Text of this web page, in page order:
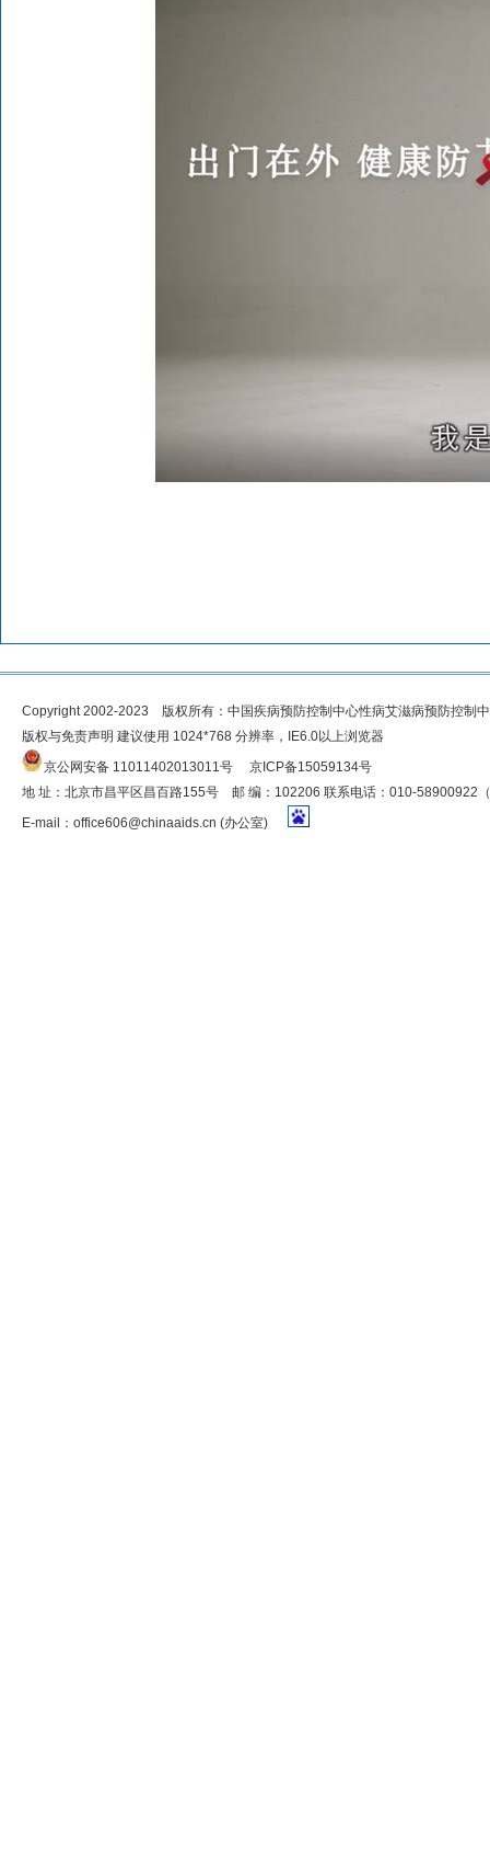
Copyright 2002-2023 版权所有：中国疾病预防控制中心性病艾滋病预防控制
版权与免责声明 建议使用 1024*768 分辨率，IE6.0以上浏览器
京公网安备 11011402013011号
京ICP备15059134号
地 址：北京市昌平区昌百路155号 邮 编：102206 联系电话：010-58900922
E-mail： office606@chinaaids.cn (办公室)